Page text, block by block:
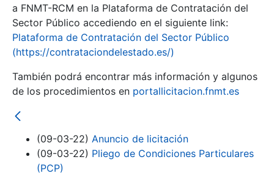
a FNMT-RCM en la Plataforma de Contratación del
Sector Público accediendo en el siguiente link:
Plataforma de Contratación del Sector Público
(https://contrataciondelestado.es/)
También podrá encontrar más información y algunos
de los procedimientos en portallicitacion.fnmt.es
(09-03-22) Anuncio de licitación
(09-03-22) Pliego de Condiciones Particulares
(PCP)